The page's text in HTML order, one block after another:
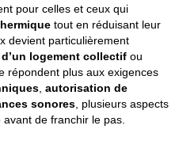
pour celles et ceux qui
tout en réduisant leur
devient particulièrement
logement collectif ou
répondent plus aux exigences
autorisation de
sonores , plusieurs aspects
de franchir le pas.